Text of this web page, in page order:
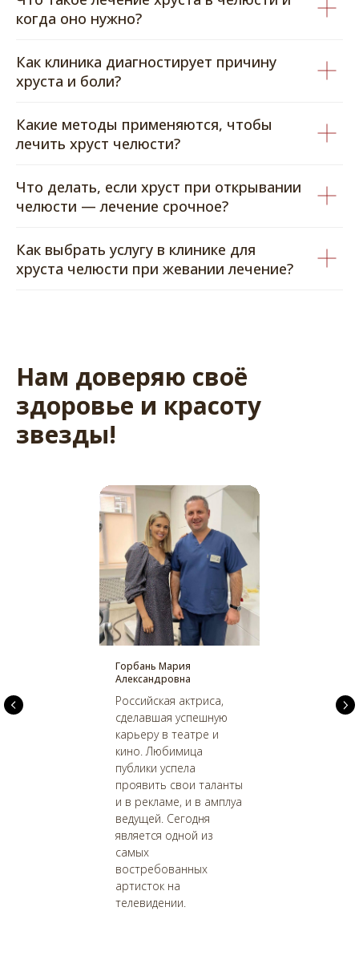
когда оно нужно?
Как клиника диагностирует причину
хруста и боли?
Какие методы применяются, чтобы
лечить хруст челюсти?
Что делать, если хруст при открывании
челюсти — лечение срочное?
Как выбрать услугу в клинике для
хруста челюсти при жевании лечение?
Нам доверяю своё
здоровье и красоту
звезды!
Горбань Мария
Александровна
Российская актриса,
сделавшая успешную
карьеру в театре и
кино. Любимица
публики успела
проявить свои таланты
и в рекламе, и в амплуа
ведущей. Сегодня
является одной из
самых
востребованных
артисток на
телевидении.